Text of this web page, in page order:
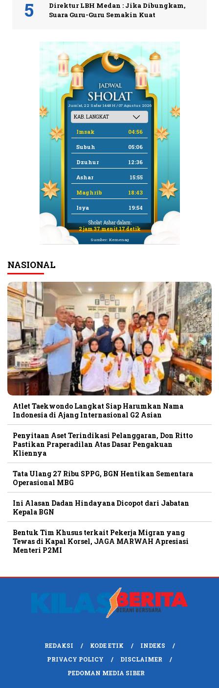
Direktur LBH Medan : Jika Dibungkam,
Suara Guru-Guru Semakin Kuat
Jum'at, 22 Safar 1448 H / 07 Agustus 2026
Imsak 04:56
Subuh 05:06
Dzuhur 12:36
Ashar 15:55
Maghrib 18:43
Isya 19:54
Sholat Ashar dalam:
2 jam 37 menit 17 detik
Sumber: Kemenag
NASIONAL
Atlet Taekwondo Langkat Siap Harumkan Nama
Indonesia di Ajang Internasional G2 Asian
Penyitaan Aset Terindikasi Pelanggaran, Don Ritto
Pastikan Praperadilan Atas Dasar Pengakuan
Kliennya
Tata Ulang 27 Ribu SPPG, BGN Hentikan Sementara
Operasional MBG
Ini Alasan Dadan Hindayana Dicopot dari Jabatan
Kepala BGN
Bentuk Tim Khusus terkait Pekerja Migran yang
Tewas di Kapal Korsel, JAGA MARWAH Apresiasi
Menteri P2MI
REDAKSI KODE ETIK
INDEKS
PRIVACY POLICY
DISCLAIMER
PEDOMAN MEDIA SIBER